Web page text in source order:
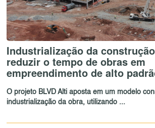
Industrialização da
reduzir o tempo de obras em
empreendimento de alto
O projeto BLVD Alti aposta em um modelo
industrialização da obra, utilizando ...